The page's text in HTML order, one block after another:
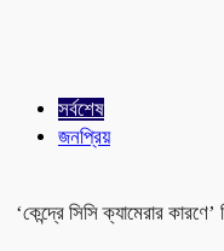
সর্বশেষ
জনপ্রিয়
‘কেন্দ্রে সিসি ক্যামেরার